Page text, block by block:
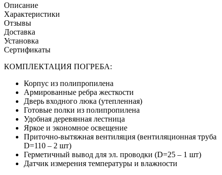
Описание
Характеристики
Отзывы
Доставка
Установка
Сертификаты
КОМПЛЕКТАЦИЯ ПОГРЕБА:
Корпус из полипропилена
Армированные ребра жесткости
Дверь входного люка (утепленная)
Готовые полки из полипропилена
Удобная деревянная лестница
Яркое и экономное освещение
Приточно-вытяжная вентиляция (вентиляционная труба
D=110 – 2 шт)
Герметичный вывод для эл. проводки (D=25 – 1 шт)
Датчик измерения температуры и влажности